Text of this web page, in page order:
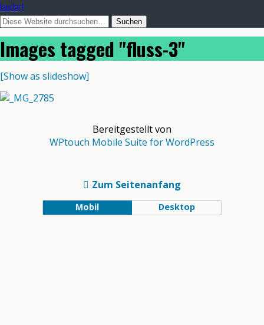
laudart
Images tagged "fluss-3"
[Show as slideshow]
Bereitgestellt von
WPtouch Mobile Suite for WordPress
Zum Seitenanfang
Mobil Desktop